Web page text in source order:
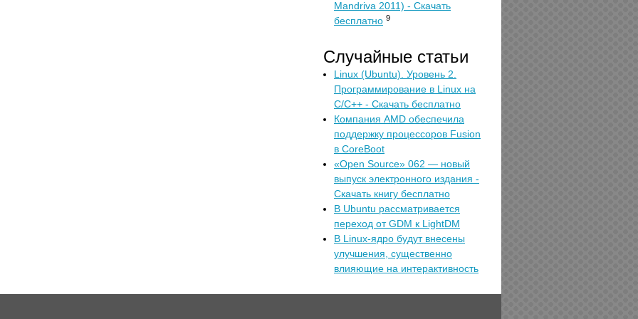
Mandriva 2011) - Скачать
бесплатно 9
Случайные статьи
Linux (Ubuntu). Уровень 2.
Программирование в Linux на
C/C++ - Скачать бесплатно
Компания AMD обеспечила
поддержку процессоров Fusion
в CoreBoot
«Open Source» 062 — новый
выпуск электронного издания -
Скачать книгу бесплатно
В Ubuntu рассматривается
переход от GDM к LightDM
В Linux-ядро будут внесены
улучшения, существенно
влияющие на интерактивность